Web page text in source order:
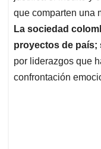
que comparten una
La sociedad
proyectos de país;
por liderazgos que
confrontación